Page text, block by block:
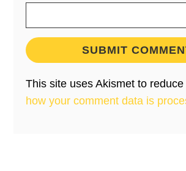
This site uses Akismet to reduce
how your comment data is